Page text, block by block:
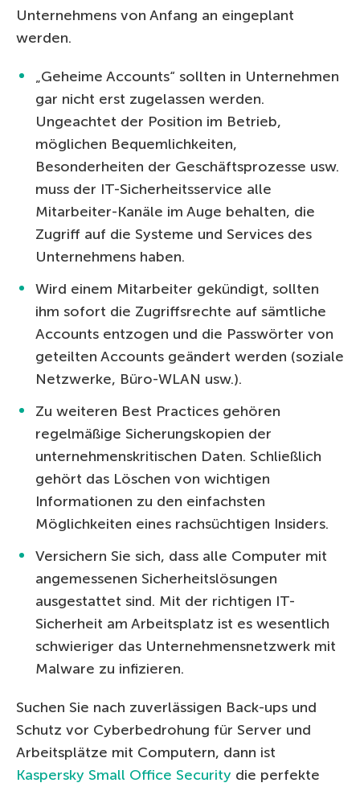
Unternehmens von Anfang an eingeplant
werden.
„Geheime Accounts“ sollten in Unternehmen
gar nicht erst zugelassen werden.
Ungeachtet der Position im Betrieb,
möglichen Bequemlichkeiten,
Besonderheiten der Geschäftsprozesse usw.
muss der IT-Sicherheitsservice alle
Mitarbeiter-Kanäle im Auge behalten, die
Zugriff auf die Systeme und Services des
Unternehmens haben.
Wird einem Mitarbeiter gekündigt, sollten
ihm sofort die Zugriffsrechte auf sämtliche
Accounts entzogen und die Passwörter von
geteilten Accounts geändert werden (soziale
Netzwerke, Büro-WLAN usw.).
Zu weiteren Best Practices gehören
regelmäßige Sicherungskopien der
unternehmenskritischen Daten. Schließlich
gehört das Löschen von wichtigen
Informationen zu den einfachsten
Möglichkeiten eines rachsüchtigen Insiders.
Versichern Sie sich, dass alle Computer mit
angemessenen Sicherheitslösungen
ausgestattet sind. Mit der richtigen IT-
Sicherheit am Arbeitsplatz ist es wesentlich
schwieriger das Unternehmensnetzwerk mit
Malware zu infizieren.
Suchen Sie nach zuverlässigen Back-ups und
Schutz vor Cyberbedrohung für Server und
Arbeitsplätze mit Computern, dann ist
Kaspersky Small Office Security die perfekte